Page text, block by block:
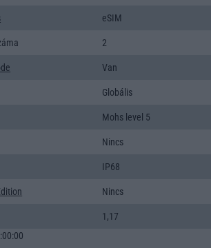
eSIM
2
Van
Globális
Mohs level 5
Nincs
IP68
Nincs
1,17